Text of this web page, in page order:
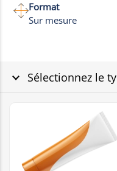
Format
Sur mesure
Sélectionnez le